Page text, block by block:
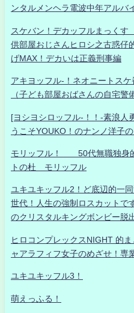
ンタルメンヘラ電波中年アルバ
スケバン！デカッフルまっくす
供部屋おじさんヒロシ之古惑仔
げMAX！デカいは正義刑事編
アキヨッフル-！ネオニートスケ
（子ども部屋おばさんの自宅警
[ヨシヨシロッフル-！！-素浪人
うこそYOUKO！のナンノ洋子
モリッフル！ 50代無職独身
トの杜 モリッフル
ユキユキッフル2！ど底辺的一
世代！人生の強制ロスカットで
のクリスタルキングボンビー脱
ヒロコンプレックスNIGHT 的
ャアラフィフ女子のめざせ！専
ユキユキッフル3！
萌えっふる！